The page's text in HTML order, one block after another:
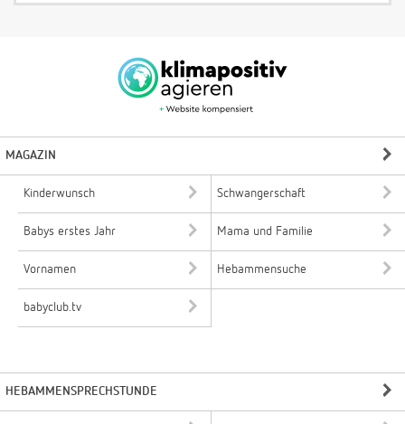
MAGAZIN
Kinderwunsch Schwangerschaft
Babys erstes Jahr Mama und Familie
Vornamen Hebammensuche
babyclub.tv
HEBAMMENSPRECHSTUNDE